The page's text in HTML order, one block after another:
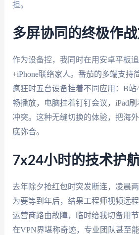
担。
多屏协同的终极作
作为设备控，我同时在用安卓平板
+iPhone联络家人。番茄的多端支持
疯狂时五台设备挂着不同应用：B
畅播放，电脑挂着钉钉会议，iPad
冲突。这种无缝切换的体验，把海
底弥合。
7x24小时的技术护
去年除夕抢红包时突发断连，凌晨
为要等到年后，结果工程师视频远
运营商路由故障，临时给我切备用
在VPN界堪称奇迹，专业团队甚至